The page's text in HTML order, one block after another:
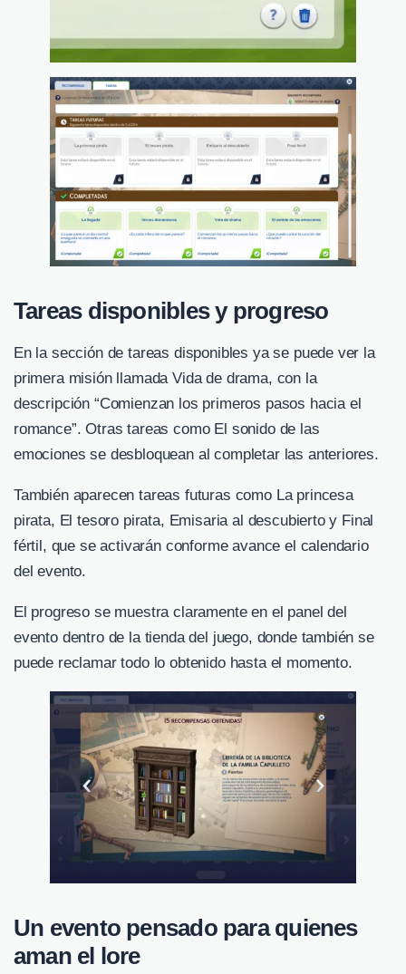
Tareas disponibles y progreso
En la sección de tareas disponibles ya se puede ver la
primera misión llamada Vida de drama, con la
descripción “Comienzan los primeros pasos hacia el
romance”. Otras tareas como El sonido de las
emociones se desbloquean al completar las anteriores.
También aparecen tareas futuras como La princesa
pirata, El tesoro pirata, Emisaria al descubierto y Final
fértil, que se activarán conforme avance el calendario
del evento.
El progreso se muestra claramente en el panel del
evento dentro de la tienda del juego, donde también se
puede reclamar todo lo obtenido hasta el momento.
Un evento pensado para quienes
aman el lore